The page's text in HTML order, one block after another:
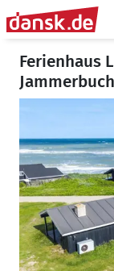
Ferienhaus